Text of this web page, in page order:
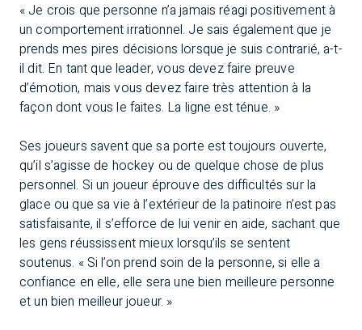
« Je crois que personne n’a jamais réagi positivement à
un comportement irrationnel. Je sais également que je
prends mes pires décisions lorsque je suis contrarié, a-t-
il dit. En tant que leader, vous devez faire preuve
d’émotion, mais vous devez faire très attention à la
façon dont vous le faites. La ligne est ténue. »
Ses joueurs savent que sa porte est toujours ouverte,
qu’il s’agisse de hockey ou de quelque chose de plus
personnel. Si un joueur éprouve des difficultés sur la
glace ou que sa vie à l’extérieur de la patinoire n’est pas
satisfaisante, il s’efforce de lui venir en aide, sachant que
les gens réussissent mieux lorsqu’ils se sentent
soutenus. « Si l’on prend soin de la personne, si elle a
confiance en elle, elle sera une bien meilleure personne
et un bien meilleur joueur. »